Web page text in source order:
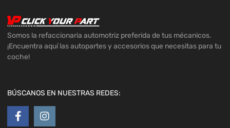
Somos la refaccionaria automotriz preferida de tus mécanicos.
¡Encuentra aquí las autopartes y accesorios que necesitas para tu
coche!
BÚSCANOS EN NUESTRAS REDES: